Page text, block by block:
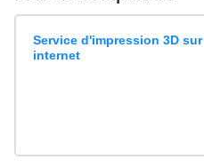
Service d'impression 3D sur
internet